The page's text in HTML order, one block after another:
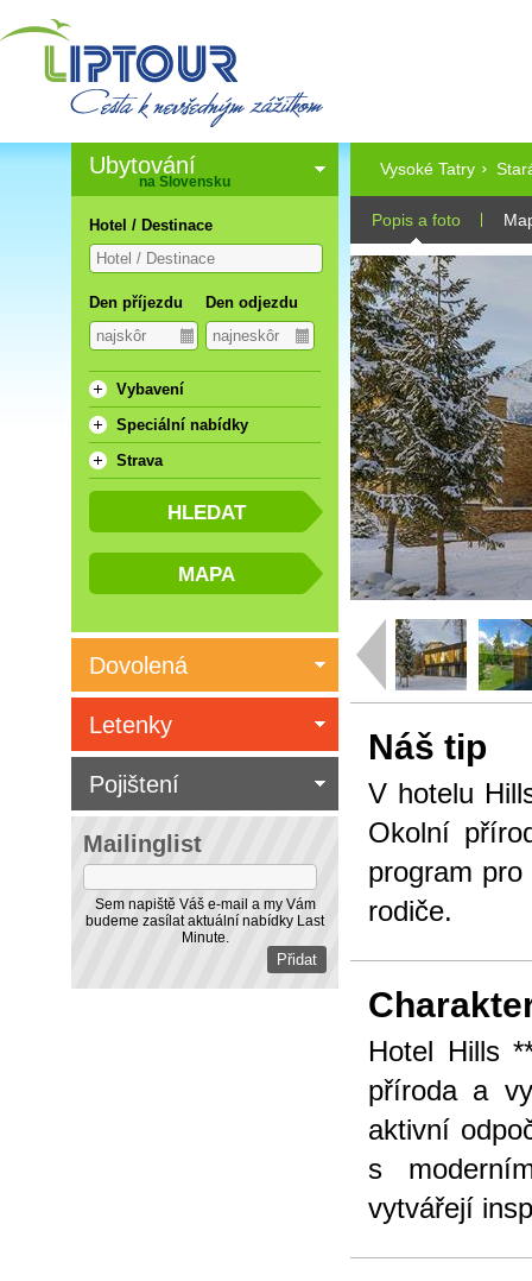
Vysoké Tatry
Popis a foto
Náš tip
V hotelu
Okolní
program pro
rodiče.
Hotel Hills
příroda a
aktivní
s
vytvářejí
Ubytování
na Slovensku
Hotel / Destinace
Den příjezdu Den odjezdu
Vybavení
Speciální nabídky
Strava
Dovolená
Mailinglist
Sem napiště Váš e-mail a my Vám
budeme zasílat aktuální nabídky Last
Minute.
Letenky
Pojištení